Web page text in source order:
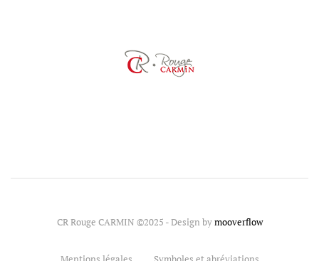
CR Rouge CARMIN ©2025 - Design bymooverflow